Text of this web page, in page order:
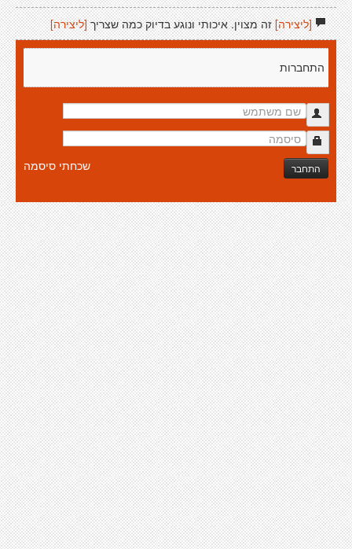
[ליצירה]זה מצוין. איכותי ונוגע בדיוק כמה שצריך [ליצירה]
התחברות
התחבר שכחתי סיסמה